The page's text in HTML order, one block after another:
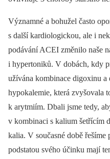
Významné a bohužel často
s další kardiologickou, ale i
podávání ACEI změnilo naše
i hypertoniků. V dobách, kdy
užívána kombinace digoxinu
hypokalemie, která zvyšovala
k arytmiím. Dbali jsme tedy,
v kombinaci s kalium šetřícím
kalia. V současné době
podstatou svého účinku mají